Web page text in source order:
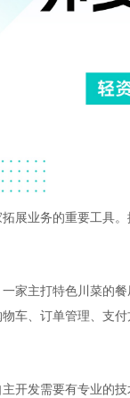
展业务的重要工具
家主打特色川菜的
车、订单管理、支
开发需要有专业的